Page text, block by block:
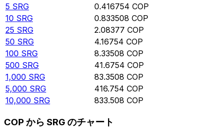
5 SRG 0.416754 COP
10 SRG 0.833508 COP
25 SRG 2.08377 COP
50 SRG 4.16754 COP
100 SRG 8.33508 COP
500 SRG 41.6754 COP
1,000 SRG 83.3508 COP
5,000 SRG 416.754 COP
10,000 SRG 833.508 COP
COP から SRG のチャート